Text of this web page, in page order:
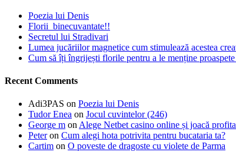
Poezia lui Denis
Florii binecuvantate!!
Secretul lui Stradivari
Lumea jucăriilor magnetice cum stimulează acestea
Cum să îți îngrijești florile pentru a le menține
Recent Comments
Adi3PAS on Poezia lui Denis
Tudor Enea on Jocul cuvintelor (246)
George m on Alege Netbet casino online și joacă
Peteron Cum alegi hota potrivita pentru bucataria ta?
Cartim on O poveste de dragoste cu violete de Parma